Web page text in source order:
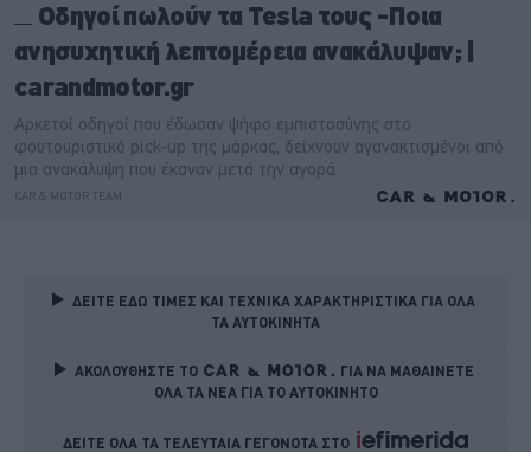
ΔΕΙΤΕ ΕΔΩ ΤΙΜΕΣ ΚΑΙ ΤΕΧΝΙΚΑ ΧΑΡΑΚΤΗΡΙΣΤΙΚΑ ΓΙΑ ΟΛΑ
ΤΑ ΑΥΤΟΚΙΝΗΤΑ
ΑΚΟΛΟΥΘΗΣΤΕ ΤΟ
ΓΙΑ ΝΑ ΜΑΘΑΙΝΕΤΕ
ΟΛΑ ΤΑ ΝΕΑ ΓΙΑ ΤΟ ΑΥΤΟΚΙΝΗΤΟ
ΔΕΙΤΕ ΟΛΑ ΤΑ ΤΕΛΕΥΤΑΙΑ ΓΕΓΟΝΟΤΑ ΣΤΟ